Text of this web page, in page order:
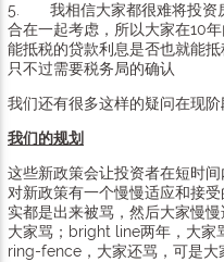
5. 我相信大家都很难将投资
合在一起考虑，所以大家在10
能抵税的贷款利息是否也就能
只不过需要税务局的确认
我们还有很多这样的疑问在现
我们的规划
这些新政策会让投资者在短时
对新政策有一个慢慢适应和接
实都是出来被骂，然后大家慢
大家骂；bright line两年，大家
ring-fence，大家还骂，可是大